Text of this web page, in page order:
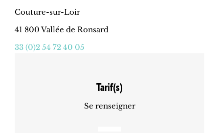
Couture-sur-Loir
41 800 Vallée de Ronsard
33 (0)2 54 72 40 05
Tarif(s)
Se renseigner